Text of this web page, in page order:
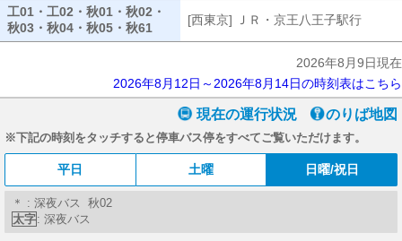
工01・工02・秋01・秋02・
秋03・秋04・秋05・秋61 工01・工02・秋01・秋02・秋03・秋04・
[西東京] ＪＲ・京王八王子駅行
2026年8月9日現在
2026年8月12日～2026年8月14日の時刻表はこちら
現在の運行状況 のりば地図
※下記の時刻をタッチすると停車バス停をすべてご覧いただけます。
平日 土曜 日曜/祝日
＊ : 深夜バス 秋02
太字: 深夜バス